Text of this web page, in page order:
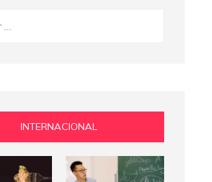
INTERNACIONAL